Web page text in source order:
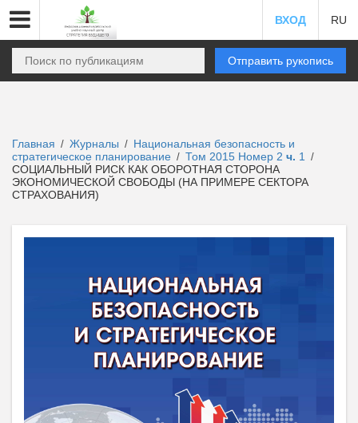
ВХОД RU
Отправить рукопись
Главная / Журналы / Национальная безопасность и
стратегическое планирование / Том 2015 Номер 2 ч. 1 /
СОЦИАЛЬНЫЙ РИСК КАК ОБОРОТНАЯ СТОРОНА
ЭКОНОМИЧЕСКОЙ СВОБОДЫ (НА ПРИМЕРЕ СЕКТОРА
СТРАХОВАНИЯ)